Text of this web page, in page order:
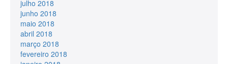
julho 2018
junho 2018
maio 2018
abril 2018
março 2018
fevereiro 2018